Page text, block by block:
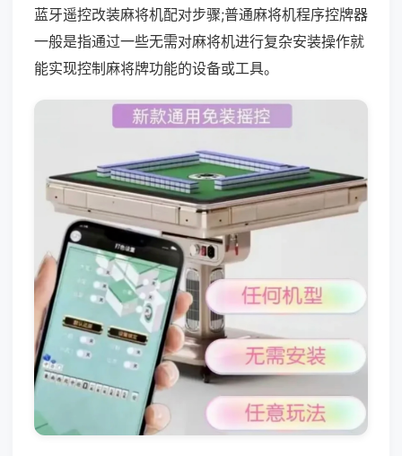
蓝牙遥控改装麻将机配对步骤;普通麻将机程序控牌器
一般是指通过一些无需对麻将机进行复杂安装操作就
能实现控制麻将牌功能的设备或工具。